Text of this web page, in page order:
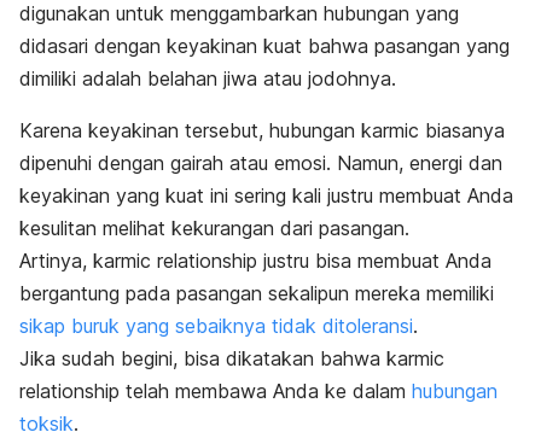
digunakan untuk menggambarkan hubungan yang
didasari dengan keyakinan kuat bahwa pasangan yang
dimiliki adalah belahan jiwa atau jodohnya.
Karena keyakinan tersebut, hubungan karmic biasanya
dipenuhi dengan gairah atau emosi. Namun, energi dan
keyakinan yang kuat ini sering kali justru membuat Anda
kesulitan melihat kekurangan dari pasangan.
Artinya, karmic relationship justru bisa membuat Anda
bergantung pada pasangan sekalipun mereka memiliki
sikap buruk yang sebaiknya tidak ditoleransi.
Jika sudah begini, bisa dikatakan bahwa karmic
relationship telah membawa Anda ke dalam hubungan
toksik.